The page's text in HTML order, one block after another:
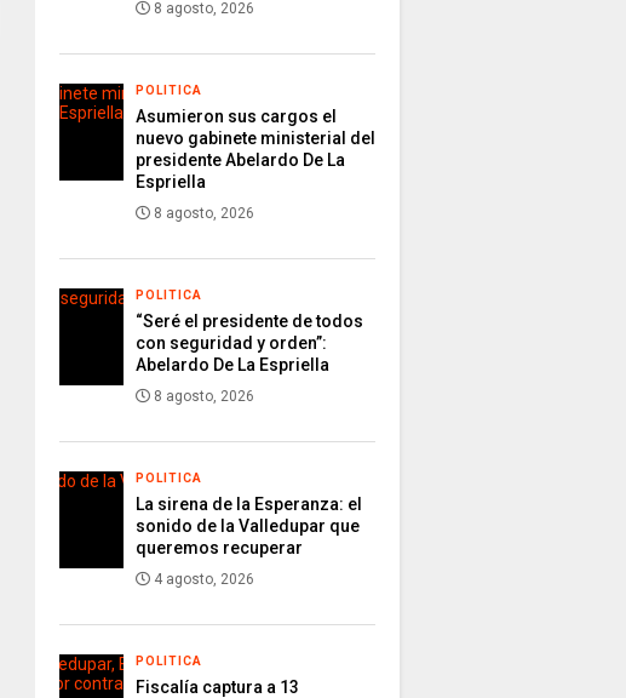
8 agosto, 2026
POLITICA
Asumieron sus cargos el
nuevo gabinete ministerial del
presidente Abelardo De La
Espriella
8 agosto, 2026
POLITICA
“Seré el presidente de todos
con seguridad y orden”:
Abelardo De La Espriella
8 agosto, 2026
POLITICA
La sirena de la Esperanza: el
sonido de la Valledupar que
queremos recuperar
4 agosto, 2026
POLITICA
Fiscalía captura a 13